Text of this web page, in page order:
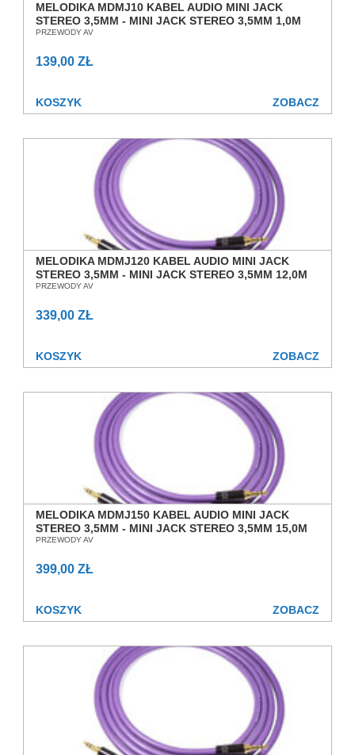
MELODIKA MDMJ10 KABEL AUDIO MINI JACK
STEREO 3,5MM - MINI JACK STEREO 3,5MM 1,0M
SALON POZNAŃ WROCŁAW
PRZEWODY AV
139,00 ZŁ
KOSZYK ZOBACZ
MELODIKA MDMJ120 KABEL AUDIO MINI JACK
STEREO 3,5MM - MINI JACK STEREO 3,5MM 12,0M
SALON POZNAŃ WROCŁAW
PRZEWODY AV
339,00 ZŁ
KOSZYK ZOBACZ
MELODIKA MDMJ150 KABEL AUDIO MINI JACK
STEREO 3,5MM - MINI JACK STEREO 3,5MM 15,0M
SALON POZNAŃ WROCŁAW
PRZEWODY AV
399,00 ZŁ
KOSZYK ZOBACZ